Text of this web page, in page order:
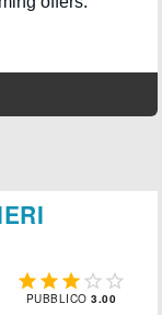
    
PUBBLICO3.00